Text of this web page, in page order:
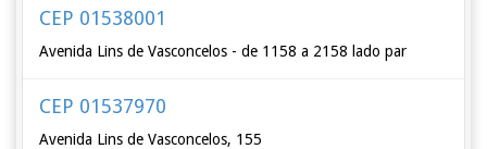
CEP 01538001
Avenida Lins de Vasconcelos - de 1158 a 2158 lado par
CEP 01537970
Avenida Lins de Vasconcelos, 155